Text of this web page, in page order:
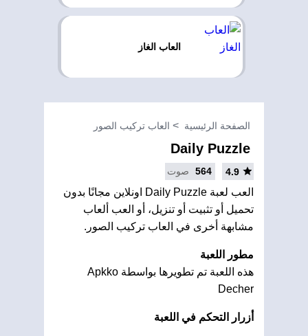
العاب الغاز
الصفحة الرئيسية العاب تركيب الصور
Daily Puzzle
4.9
564 صوت
العب لعبة Daily Puzzle اونلاين مجانًا بدون
تحميل أو تثبيت أو تنزيل، أو العب ألعاب
مشابهة أخرى في العاب تركيب الصور.
مطور اللعبة
هذه اللعبة تم تطويرها بواسطة Apkko
Decher
أزرار التحكم في اللعبة